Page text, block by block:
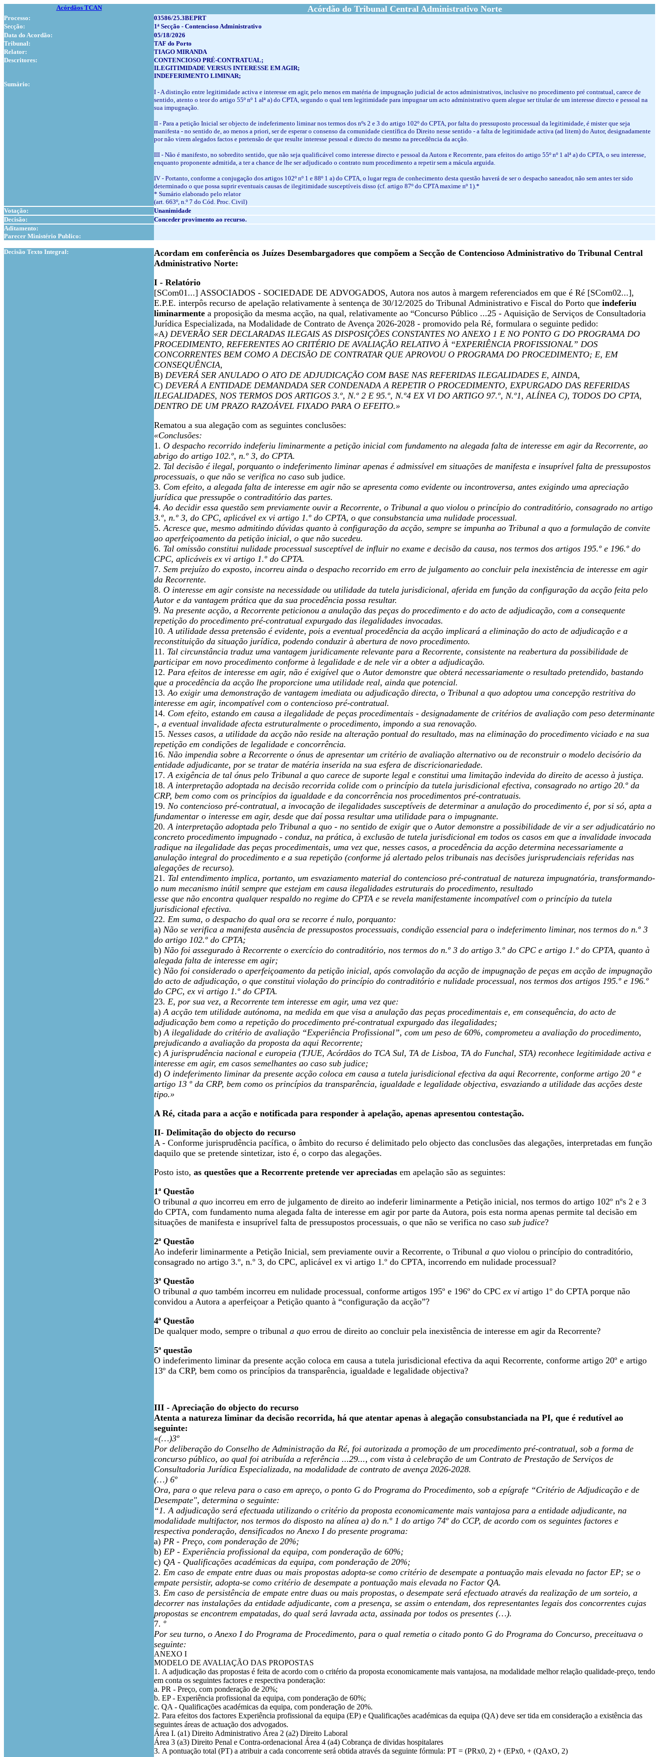
Acórdãos TCAN Acórdão do Tribunal Central Administrativo Norte
Processo:
03586/25.3BEPRT
Secção:
1ª Secção - Contencioso Administrativo
Data do Acordão:
05/18/2026
Tribunal:
TAF do Porto
Relator:
TIAGO MIRANDA
Descritores:
CONTENCIOSO PRÉ-CONTRATUAL;
ILEGITIMIDADE VERSUS INTERESSE EM AGIR;
INDEFERIMENTO LIMINAR;
Sumário:
I - A distinção entre legitimidade activa e interesse em agir, pelo menos em matéria de impugnação judicial de actos administrativos, inclusive no procedimento pré contratual, carece de
sentido, atento o teor do artigo 55º nº 1 alª a) do CPTA, segundo o qual tem legitimidade para impugnar um acto administrativo quem alegue ser titular de um interesse directo e pessoal na
sua impugnação.
II - Para a petição Inicial ser objecto de indeferimento liminar nos termos dos nºs 2 e 3 do artigo 102º do CPTA, por falta do pressuposto processual da legitimidade, é mister que seja
manifesta - no sentido de, ao menos a priori, ser de esperar o consenso da comunidade científica do Direito nesse sentido - a falta de legitimidade activa (ad litem) do Autor, designadamente
por não virem alegados factos e pretensão de que resulte interesse pessoal e directo do mesmo na precedência da acção.
III - Não é manifesto, no sobredito sentido, que não seja qualificável como interesse directo e pessoal da Autora e Recorrente, para efeitos do artigo 55º nº 1 alª a) do CPTA, o seu interesse,
enquanto proponente admitida, a ter a chance de lhe ser adjudicado o contrato num procedimento a repetir sem a mácula arguida.
IV - Portanto, conforme a conjugação dos artigos 102º nº 1 e 88º 1 a) do CPTA, o lugar regra de conhecimento desta questão haverá de ser o despacho saneador, não sem antes ter sido
determinado o que possa suprir eventuais causas de ilegitimidade susceptíveis disso (cf. artigo 87º do CPTA maxime nº 1).*
* Sumário elaborado pelo relator
(art. 663º, n.º 7 do Cód. Proc. Civil)
Votação:
Unanimidade
Decisão:
Conceder provimento ao recurso.
Aditamento:
Parecer Ministério Publico:
Decisão Texto Integral:
Acordam em conferência os Juízes Desembargadores que compõem a Secção de Contencioso Administrativo do Tribunal Central
Administrativo Norte:
I - Relatório
[SCom01...] ASSOCIADOS - SOCIEDADE DE ADVOGADOS, Autora nos autos à margem referenciados em que é Ré [SCom02...],
E.P.E. interpôs recurso de apelação relativamente à sentença de 30/12/2025 do Tribunal Administrativo e Fiscal do Porto que indeferiu
liminarmente a proposição da mesma acção, na qual, relativamente ao “Concurso Público ...25 - Aquisição de Serviços de Consultadoria
Jurídica Especializada, na Modalidade de Contrato de Avença 2026-2028 - promovido pela Ré, formulara o seguinte pedido:
«A) DEVERÃO SER DECLARADAS ILEGAIS AS DISPOSIÇÕES CONSTANTES NO ANEXO 1 E NO PONTO G DO PROGRAMA DO
PROCEDIMENTO, REFERENTES AO CRITÉRIO DE AVALIAÇÃO RELATIVO À “EXPERIÊNCIA PROFISSIONAL” DOS
CONCORRENTES BEM COMO A DECISÃO DE CONTRATAR QUE APROVOU O PROGRAMA DO PROCEDIMENTO; E, EM
CONSEQUÊNCIA,
B) DEVERÁ SER ANULADO O ATO DE ADJUDICAÇÃO COM BASE NAS REFERIDAS ILEGALIDADES E, AINDA,
C) DEVERÁ A ENTIDADE DEMANDADA SER CONDENADA A REPETIR O PROCEDIMENTO, EXPURGADO DAS REFERIDAS
ILEGALIDADES, NOS TERMOS DOS ARTIGOS 3.º, N.º 2 E 95.º, N.º4 EX VI DO ARTIGO 97.º, N.º1, ALÍNEA C), TODOS DO CPTA,
DENTRO DE UM PRAZO RAZOÁVEL FIXADO PARA O EFEITO.»
Rematou a sua alegação com as seguintes conclusões:
«Conclusões:
1. O despacho recorrido indeferiu liminarmente a petição inicial com fundamento na alegada falta de interesse em agir da Recorrente, ao
abrigo do artigo 102.º, n.º 3, do CPTA.
2. Tal decisão é ilegal, porquanto o indeferimento liminar apenas é admissível em situações de manifesta e insuprível falta de pressupostos
processuais, o que não se verifica no caso sub judice.
3. Com efeito, a alegada falta de interesse em agir não se apresenta como evidente ou incontroversa, antes exigindo uma apreciação
jurídica que pressupõe o contraditório das partes.
4.Ao decidir essa questão sem previamente ouvir a Recorrente, o Tribunal a quo violou o princípio do contraditório, consagrado no artigo
3.º, n.º 3, do CPC, aplicável ex vi artigo 1.º do CPTA, o que consubstancia uma nulidade processual.
5.Acresce que, mesmo admitindo dúvidas quanto à configuração da acção, sempre se impunha ao Tribunal a quo a formulação de convite
ao aperfeiçoamento da petição inicial, o que não sucedeu.
6. Tal omissão constitui nulidade processual susceptível de influir no exame e decisão da causa, nos termos dos artigos 195.º e 196.º do
CPC, aplicáveis ex vi artigo 1.º do CPTA.
7. Sem prejuízo do exposto, incorreu ainda o despacho recorrido em erro de julgamento ao concluir pela inexistência de interesse em agir
da Recorrente.
8. O interesse em agir consiste na necessidade ou utilidade da tutela jurisdicional, aferida em função da configuração da acção feita pelo
Autor e da vantagem prática que da sua procedência possa resultar.
9. Na presente acção, a Recorrente peticionou a anulação das peças do procedimento e do acto de adjudicação, com a consequente
repetição do procedimento pré-contratual expurgado das ilegalidades invocadas.
10.A utilidade dessa pretensão é evidente, pois a eventual procedência da acção implicará a eliminação do acto de adjudicação e a
reconstituição da situação jurídica, podendo conduzir à abertura de novo procedimento.
11. Tal circunstância traduz uma vantagem juridicamente relevante para a Recorrente, consistente na reabertura da possibilidade de
participar em novo procedimento conforme à legalidade e de nele vir a obter a adjudicação.
12. Para efeitos de interesse em agir, não é exigível que o Autor demonstre que obterá necessariamente o resultado pretendido, bastando
que a procedência da acção lhe proporcione uma utilidade real, ainda que potencial.
13.Ao exigir uma demonstração de vantagem imediata ou adjudicação directa, o Tribunal a quo adoptou uma concepção restritiva do
interesse em agir, incompatível com o contencioso pré-contratual.
14. Com efeito, estando em causa a ilegalidade de peças procedimentais - designadamente de critérios de avaliação com peso determinante
-, a eventual invalidade afecta estruturalmente o procedimento, impondo a sua renovação.
15. Nesses casos, a utilidade da acção não reside na alteração pontual do resultado, mas na eliminação do procedimento viciado e na sua
repetição em condições de legalidade e concorrência.
16. Não impendia sobre a Recorrente o ónus de apresentar um critério de avaliação alternativo ou de reconstruir o modelo decisório da
entidade adjudicante, por se tratar de matéria inserida na sua esfera de discricionariedade.
17.A exigência de tal ónus pelo Tribunal a quo carece de suporte legal e constitui uma limitação indevida do direito de acesso à justiça.
18.A interpretação adoptada na decisão recorrida colide com o princípio da tutela jurisdicional efectiva, consagrado no artigo 20.º da
CRP, bem como com os princípios da igualdade e da concorrência nos procedimentos pré-contratuais.
19. No contencioso pré-contratual, a invocação de ilegalidades susceptíveis de determinar a anulação do procedimento é, por si só, apta a
fundamentar o interesse em agir, desde que daí possa resultar uma utilidade para o impugnante.
20.A interpretação adoptada pelo Tribunal a quo - no sentido de exigir que o Autor demonstre a possibilidade de vir a ser adjudicatário no
concreto procedimento impugnado - conduz, na prática, à exclusão de tutela jurisdicional em todos os casos em que a invalidade invocada
radique na ilegalidade das peças procedimentais, uma vez que, nesses casos, a procedência da acção determina necessariamente a
anulação integral do procedimento e a sua repetição (conforme já alertado pelos tribunais nas decisões jurisprudenciais referidas nas
alegações de recurso).
21. Tal entendimento implica, portanto, um esvaziamento material do contencioso pré-contratual de natureza impugnatória, transformando-
o num mecanismo inútil sempre que estejam em causa ilegalidades estruturais do procedimento, resultado
esse que não encontra qualquer respaldo no regime do CPTA e se revela manifestamente incompatível com o princípio da tutela
jurisdicional efectiva.
22. Em suma, o despacho do qual ora se recorre é nulo, porquanto:
a) Não se verifica a manifesta ausência de pressupostos processuais, condição essencial para o indeferimento liminar, nos termos do n.º 3
do artigo 102.º do CPTA;
b) Não foi assegurado à Recorrente o exercício do contraditório, nos termos do n.º 3 do artigo 3.º do CPC e artigo 1.º do CPTA, quanto à
alegada falta de interesse em agir;
c) Não foi considerado o aperfeiçoamento da petição inicial, após convolação da acção de impugnação de peças em acção de impugnação
do acto de adjudicação, o que constitui violação do princípio do contraditório e nulidade processual, nos termos dos artigos 195.º e 196.º
do CPC, ex vi artigo 1.º do CPTA.
23. E, por sua vez, a Recorrente tem interesse em agir, uma vez que:
a)A acção tem utilidade autónoma, na medida em que visa a anulação das peças procedimentais e, em consequência, do acto de
adjudicação bem como a repetição do procedimento pré-contratual expurgado das ilegalidades;
b)A ilegalidade do critério de avaliação “Experiência Profissional”, com um peso de 60%, comprometeu a avaliação do procedimento,
prejudicando a avaliação da proposta da aqui Recorrente;
c)A jurisprudência nacional e europeia (TJUE, Acórdãos do TCA Sul, TA de Lisboa, TA do Funchal, STA) reconhece legitimidade activa e
interesse em agir, em casos semelhantes ao caso sub judice;
d) O indeferimento liminar da presente acção coloca em causa a tutela jurisdicional efectiva da aqui Recorrente, conforme artigo 20 º e
artigo 13 º da CRP, bem como os princípios da transparência, igualdade e legalidade objectiva, esvaziando a utilidade das acções deste
tipo.»
A Ré, citada para a acção e notificada para responder à apelação, apenas apresentou contestação.
II- Delimitação do objecto do recurso
A - Conforme jurisprudência pacífica, o âmbito do recurso é delimitado pelo objecto das conclusões das alegações, interpretadas em função
daquilo que se pretende sintetizar, isto é, o corpo das alegações.
Posto isto, as questões que a Recorrente pretende ver apreciadas em apelação são as seguintes:
1ª Questão
O tribunal a quo incorreu em erro de julgamento de direito ao indeferir liminarmente a Petição inicial, nos termos do artigo 102º nºs 2 e 3
do CPTA, com fundamento numa alegada falta de interesse em agir por parte da Autora, pois esta norma apenas permite tal decisão em
situações de manifesta e insuprível falta de pressupostos processuais, o que não se verifica no caso sub judice?
2ª Questão
Ao indeferir liminarmente a Petição Inicial, sem previamente ouvir a Recorrente, o Tribunal a quo violou o princípio do contraditório,
consagrado no artigo 3.º, n.º 3, do CPC, aplicável ex vi artigo 1.º do CPTA, incorrendo em nulidade processual?
3ª Questão
O tribunal a quo também incorreu em nulidade processual, conforme artigos 195º e 196º do CPC ex vi artigo 1º do CPTA porque não
convidou a Autora a aperfeiçoar a Petição quanto à “configuração da acção”?
4ª Questão
De qualquer modo, sempre o tribunal a quo errou de direito ao concluir pela inexistência de interesse em agir da Recorrente?
5ª questão
O indeferimento liminar da presente acção coloca em causa a tutela jurisdicional efectiva da aqui Recorrente, conforme artigo 20º e artigo
13º da CRP, bem como os princípios da transparência, igualdade e legalidade objectiva?
III - Apreciação do objecto do recurso
Atenta a natureza liminar da decisão recorrida, há que atentar apenas à alegação consubstanciada na PI, que é redutível ao
seguinte:
«(…)3º
Por deliberação do Conselho de Administração da Ré, foi autorizada a promoção de um procedimento pré-contratual, sob a forma de
concurso público, ao qual foi atribuída a referência ...29..., com vista à celebração de um Contrato de Prestação de Serviços de
Consultadoria Jurídica Especializada, na modalidade de contrato de avença 2026-2028.
(…) 6º
Ora, para o que releva para o caso em apreço, o ponto G do Programa do Procedimento, sob a epígrafe “Critério de Adjudicação e de
Desempate", determina o seguinte:
“1. A adjudicação será efectuada utilizando o critério da proposta economicamente mais vantajosa para a entidade adjudicante, na
modalidade multifactor, nos termos do disposto na alínea a) do n.º 1 do artigo 74º do CCP, de acordo com os seguintes factores e
respectiva ponderação, densificados no Anexo I do presente programa:
a) PR - Preço, com ponderação de 20%;
b) EP - Experiência profissional da equipa, com ponderação de 60%;
c) QA - Qualificações académicas da equipa, com ponderação de 20%;
2. Em caso de empate entre duas ou mais propostas adopta-se como critério de desempate a pontuação mais elevada no factor EP; se o
empate persistir, adopta-se como critério de desempate a pontuação mais elevada no Factor QA.
3. Em caso de persistência de empate entre duas ou mais propostas, o desempate será efectuado através da realização de um sorteio, a
decorrer nas instalações da entidade adjudicante, com a presença, se assim o entendam, dos representantes legais dos concorrentes cujas
propostas se encontrem empatadas, do qual será lavrada acta, assinada por todos os presentes (…).
7. º
Por seu turno, o Anexo I do Programa de Procedimento, para o qual remetia o citado ponto G do Programa do Concurso, preceituava o
seguinte:
ANEXO I
MODELO DE AVALIAÇÃO DAS PROPOSTAS
1. A adjudicação das propostas é feita de acordo com o critério da proposta economicamente mais vantajosa, na modalidade melhor relação qualidade-preço, tendo
em conta os seguintes factores e respectiva ponderação:
a. PR - Preço, com ponderação de 20%;
b. EP - Experiência profissional da equipa, com ponderação de 60%;
c. QA - Qualificações académicas da equipa, com ponderação de 20%.
2. Para efeitos dos factores Experiência profissional da equipa (EP) e Qualificações académicas da equipa (QA) deve ser tida em consideração a existência das
seguintes áreas de actuação dos advogados.
Área I. (a1) Direito Administrativo Área 2 (a2) Direito Laboral
Área 3 (a3) Direito Penal e Contra-ordenacional Área 4 (a4) Cobrança de dividas hospitalares
3. A pontuação total (PT) a atribuir a cada concorrente será obtida através da seguinte fórmula: PT = (PRx0, 2) + (EPx0, + (QAxO, 2)